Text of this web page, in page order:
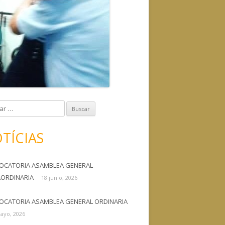
ASAMBLEA GENERAL
18 junio, 2026
ASAMBLEA GENERAL ORDINARIA
2026